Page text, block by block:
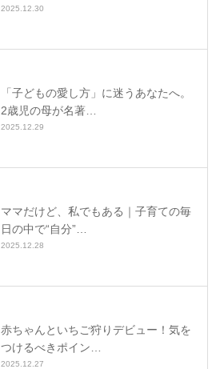
2025.12.30
「子どもの愛し方」に迷うあなたへ。
2歳児の母が名著…
2025.12.29
ママだけど、私でもある｜子育ての毎
日の中で“自分”…
2025.12.28
赤ちゃんといちご狩りデビュー！気を
つけるべきポイン…
2025.12.27